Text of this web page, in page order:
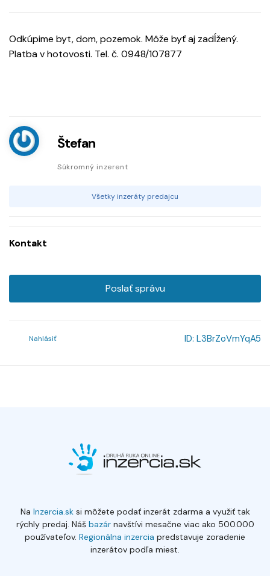
Odkúpime byt, dom, pozemok. Môže byť aj zadĺžený.
Platba v hotovosti. Tel. č. 0948/107877
Štefan
Súkromný inzerent
Všetky inzeráty predajcu
Kontakt
Poslať správu
Nahlásiť ID: L3BrZoVmYqA5
Na Inzercia.sksi môžete podať inzerát zdarma a využiť tak
rýchly predaj. Náš bazárnavštívi mesačne viac ako 500.000
používateľov. Regionálna inzercia predstavuje zoradenie
inzerátov podľa miest.